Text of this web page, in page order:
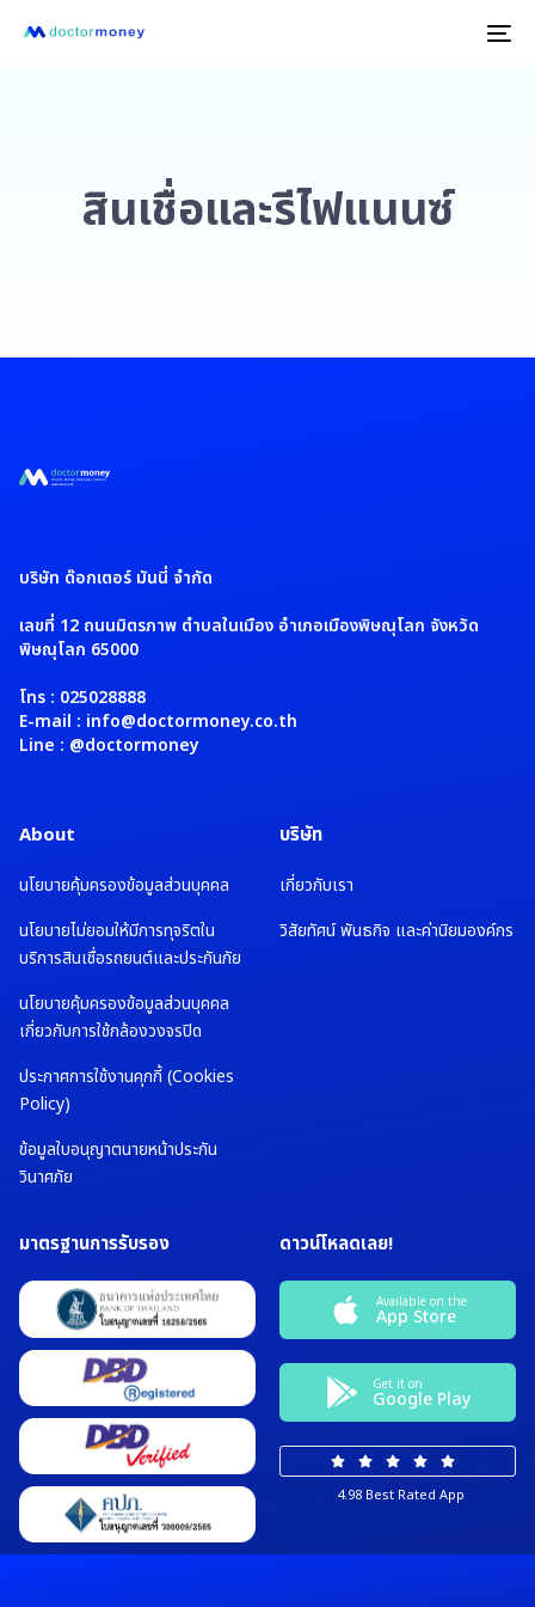
สินเชื่อและรีไฟแนนซ์
บริษัท ด๊อกเตอร์ มันนี่ จำกัด
เลขที่ 12 ถนนมิตรภาพ ตำบลในเมือง อำเภอเมืองพิษณุโลก จังหวัด
พิษณุโลก 65000
โทร : 025028888
E-mail : info@doctormoney.co.th
Line : @doctormoney
About
นโยบายคุ้มครองข้อมูลส่วนบุคคล
นโยบายไม่ยอมให้มีการทุจริตใน
บริการสินเชื่อรถยนต์และประกันภัย
นโยบายคุ้มครองข้อมูลส่วนบุคคล
เกี่ยวกับการใช้กล้องวงจรปิด
ประกาศการใช้งานคุกกี้ (Cookies
Policy)
ข้อมูลใบอนุญาตนายหน้าประกัน
วินาศภัย
บริษัท
เกี่ยวกับเรา
วิสัยทัศน์ พันธกิจ และค่านิยมองค์กร
มาตรฐานการรับรอง ดาวน์โหลดเลย!
Available on the
App Store
Get it on
Google Play
4.98 Best Rated App